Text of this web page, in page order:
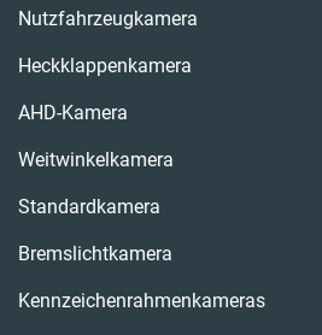
Nutzfahrzeugkamera
Heckklappenkamera
AHD-Kamera
Weitwinkelkamera
Standardkamera
Bremslichtkamera
Kennzeichenrahmenkameras